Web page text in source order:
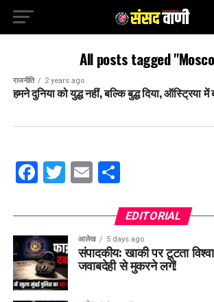
All posts tagged
राजनीति 2 years ago
हमने दुनिया को युद्ध नहीं, बल्कि बुद्ध दिया, ऑस्ट्रिया में
Facebook
Twitter
EmailShare
EDITORIAL
आलेख 5 days ago
संपादकीय: खाकी पर टूटता
जवाबदेही से मुकरने लगें!